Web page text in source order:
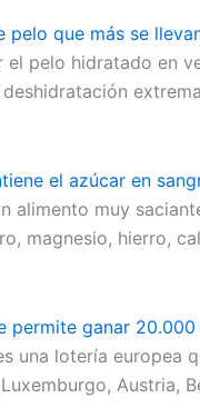
pelo que más se
el pelo hidratado en
el azúcar en
alimento muy
magnesio, hierro,
permite ganar
una lotería europea
Austria,